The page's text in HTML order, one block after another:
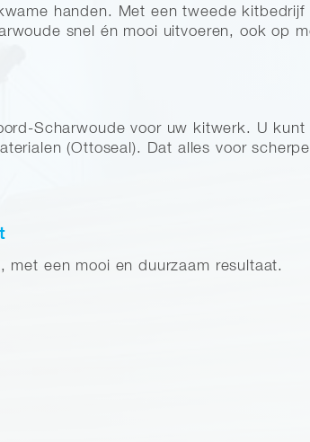
handen. Met een tweede kitbedrijf
snel én mooi uitvoeren, ook op
Scharwoude voor uw kitwerk. U kunt
(Ottoseal). Dat alles voor
met een mooi en duurzaam resultaat.